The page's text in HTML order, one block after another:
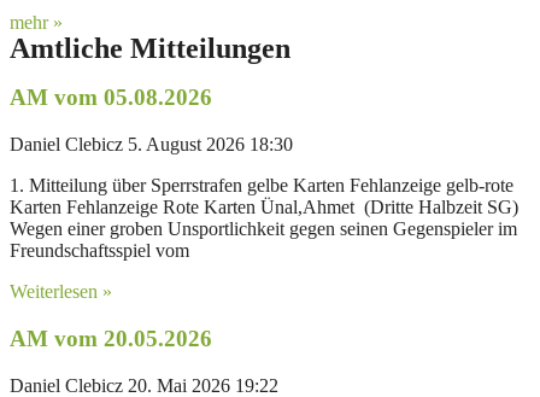
mehr »
Amtliche Mitteilungen
AM vom 05.08.2026
Daniel Clebicz 5. August 2026 18:30
1. Mitteilung über Sperrstrafen gelbe Karten Fehlanzeige gelb-rote
Karten Fehlanzeige Rote Karten Ünal,Ahmet (Dritte Halbzeit SG)
Wegen einer groben Unsportlichkeit gegen seinen Gegenspieler im
Freundschaftsspiel vom
Weiterlesen »
AM vom 20.05.2026
Daniel Clebicz 20. Mai 2026 19:22